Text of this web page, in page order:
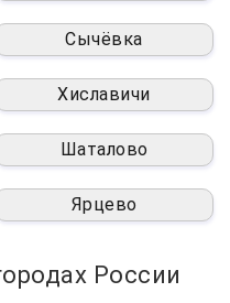
Сычёвка
Хиславичи
Шаталово
Ярцево
России